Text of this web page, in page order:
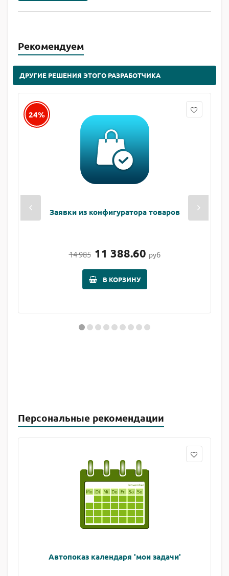
Рекомендуем
ДРУГИЕ РЕШЕНИЯ ЭТОГО РАЗРАБОТЧИКА
24%
Заявки из конфигуратора товаров
14 985 11 388.60 руб
В КОРЗИНУ
Персональные рекомендации
Автопоказ календаря 'мои задачи'